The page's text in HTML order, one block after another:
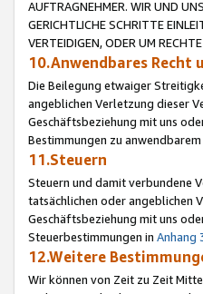
AUFTRAGNEHMER. WIR UND
GERICHTLICHE SCHRITTE
VERTEIDIGEN, ODER UM
10.Anwendbares Recht
Die Beilegung etwaiger
angeblichen Verletzung dieser
Geschäftsbeziehung mit uns
Bestimmungen zu
11.Steuern
Steuern und damit verbundene
tatsächlichen oder angeblichen
Geschäftsbeziehung mit uns
Steuerbestimmungen in Anhang
12.Weitere
Wir können von Zeit zu Zeit